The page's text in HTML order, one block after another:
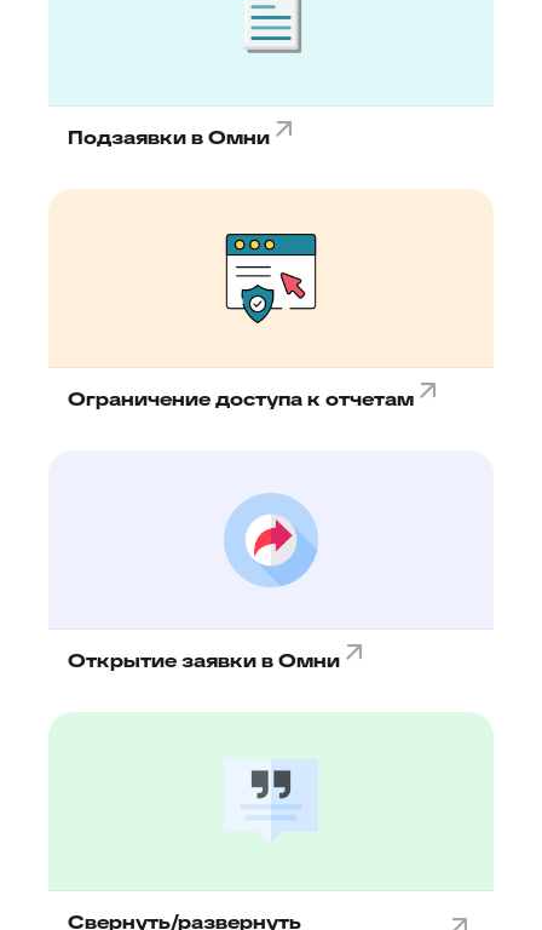
Подзаявки в Омни
Ограничение доступа к отчетам
Открытие заявки в Омни
Свернуть/развернуть